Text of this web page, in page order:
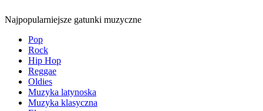
Najpopularniejsze gatunki muzyczne
Pop
Rock
Hip Hop
Reggae
Oldies
Muzyka latynoska
Muzyka klasyczna